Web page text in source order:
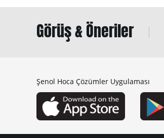
Görüş & Öneriler
Şenol Hoca Çözümler Uygulaması